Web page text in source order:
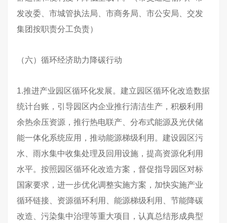
发改委、市城管执法局、市商务局、市公安局、交发
集团按职责分工负责）
（六）循环经济助力降碳行动
1.推进产业园区循环化发展。建立园区循环化改造数据
统计台账，引导园区内企业推行清洁生产，积极利用
余热余压资源，推行热电联产、分布式能源及光伏储
能一体化系统应用，推动能源梯级利用。建设园区污
水、雨水集中收集处理及回用设施，提高资源化利用
水平。按照园区循环化改造方案，督促指导园区对标
国家要求，进一步优化调整实施方案，加快实施产业
循环链接、资源循环利用、能源梯级利用、节能降碳
改造、污染集中治理等重大项目，认真总结形成典型